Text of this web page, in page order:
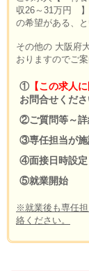
収26～31万円 】
の希望がある、
その他の 大阪府
おりますのでご案
① 【この求人に
お問合せくださ
②ご質問等～詳
③専任担当が施
④面接日時設定
⑤就業開始
※就業後も専任
絡ください。